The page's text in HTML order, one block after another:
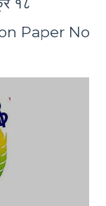
Paper No